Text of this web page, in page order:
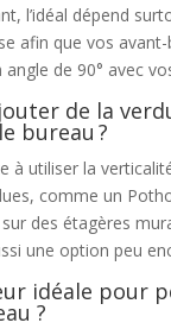
l’idéal dépend
afin que vos
de 90° avec
de la
bureau ?
à utiliser la
comme un
des étagères
une option peu
idéale pour
?